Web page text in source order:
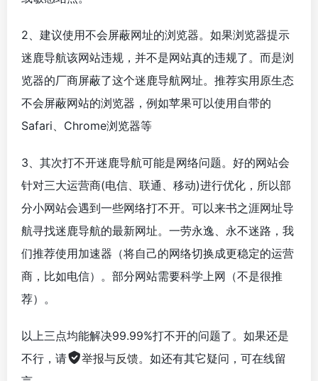
2、建议使用不会屏蔽网址的浏览器。如果浏览器提示
迷鹿导航该网站违规，并不是网站真的违规了。而是浏
览器的厂商屏蔽了这个迷鹿导航网址。推荐实用原生态
不会屏蔽网站的浏览器，例如苹果可以使用自带的
Safari、Chrome浏览器等
3、其次打不开迷鹿导航可能是网络问题。好的网站会
针对三大运营商(电信、联通、移动)进行优化，所以部
分小网站会遇到一些网络打不开。可以来书之涯网址导
航寻找迷鹿导航的最新网址。一劳永逸、永不迷路，我
们推荐使用加速器（将自己的网络切换成更稳定的运营
商，比如电信）。部分网站需要科学上网（不是很推
荐）。
以上三点均能解决99.99%打不开的问题了。如果还是
不行，请
举报与反馈。如还有其它疑问，可在线留